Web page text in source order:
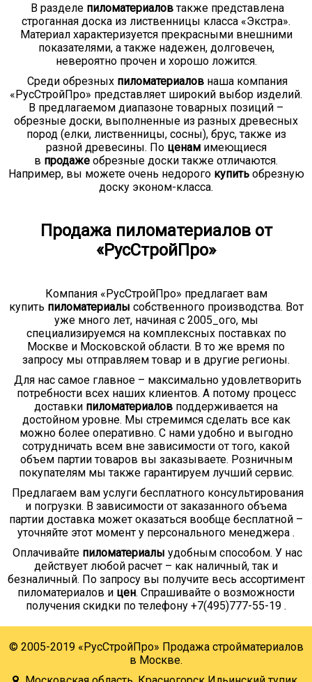
В разделе пиломатериаловтакже представлена
строганная доска из лиственницы класса «Экстра».
Материал характеризуется прекрасными внешними
показателями, а также надежен, долговечен,
невероятно прочен и хорошо ложится.
Среди обрезных пиломатериалов наша компания
«РусСтройПро» представляет широкий выбор изделий.
В предлагаемом диапазоне товарных позиций –
обрезные доски, выполненные из разных древесных
пород (елки, лиственницы, сосны), брус, также из
разной древесины. По ценамимеющиеся
в продаже обрезные доски также отличаются.
Например, вы можете очень недорого купитьобрезную
доску эконом-класса.
Продажа пиломатериалов от
«РусСтройПро»
Компания «РусСтройПро» предлагает вам
купить пиломатериалы собственного производства. Вот
уже много лет, начиная с 2005_ого, мы
специализируемся на комплексных поставках по
Москве и Московской области. В то же время по
запросу мы отправляем товар и в другие регионы.
Для нас самое главное – максимально удовлетворить
потребности всех наших клиентов. А потому процесс
доставки пиломатериалов поддерживается на
достойном уровне. Мы стремимся сделать все как
можно более оперативно. С нами удобно и выгодно
сотрудничать всем вне зависимости от того, какой
объем партии товаров вы заказываете. Розничным
покупателям мы также гарантируем лучший сервис.
Предлагаем вам услуги бесплатного консультирования
и погрузки. В зависимости от заказанного объема
партии доставка может оказаться вообще бесплатной –
уточняйте этот момент у персонального менеджера .
Оплачивайте пиломатериалы удобным способом. У нас
действует любой расчет – как наличный, так и
безналичный. По запросу вы получите весь ассортимент
пиломатериалов и цен. Спрашивайте о возможности
получения скидки по телефону +7(495)777-55-19 .
© 2005-2019 «РусСтройПро» Продажа стройматериалов
в Москве.